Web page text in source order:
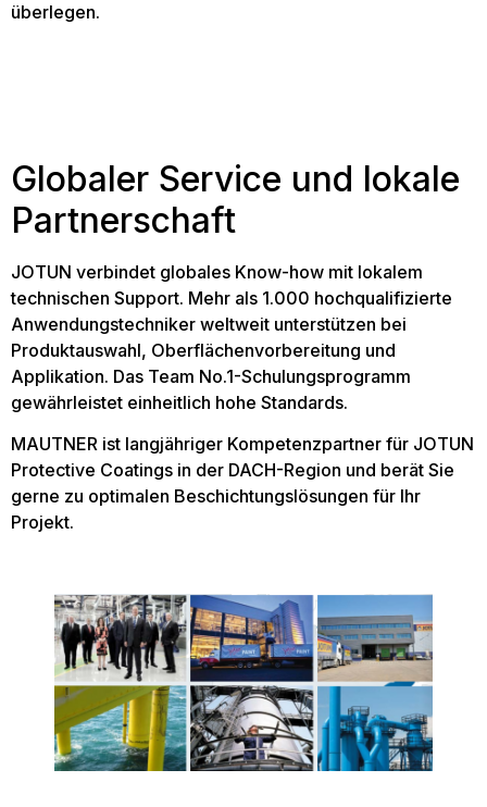
überlegen.
Globaler Service und lokale
Partnerschaft
JOTUN verbindet globales Know-how mit lokalem
technischen Support. Mehr als 1.000 hochqualifizierte
Anwendungstechniker weltweit unterstützen bei
Produktauswahl, Oberflächenvorbereitung und
Applikation. Das Team No.1-Schulungsprogramm
gewährleistet einheitlich hohe Standards.
MAUTNER ist langjähriger Kompetenzpartner für JOTUN
Protective Coatings in der DACH-Region und berät Sie
gerne zu optimalen Beschichtungslösungen für Ihr
Projekt.